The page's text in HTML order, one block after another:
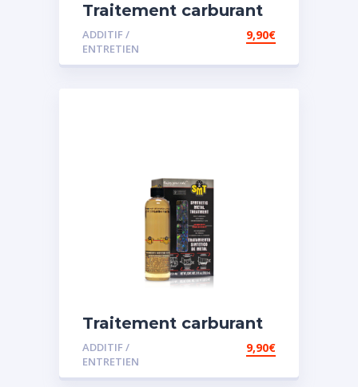
Traitement carburant
spécial diesel
ADDITIF /
ENTRETIEN
9,90€
Traitement carburant
spécial essence
ADDITIF /
ENTRETIEN
9,90€